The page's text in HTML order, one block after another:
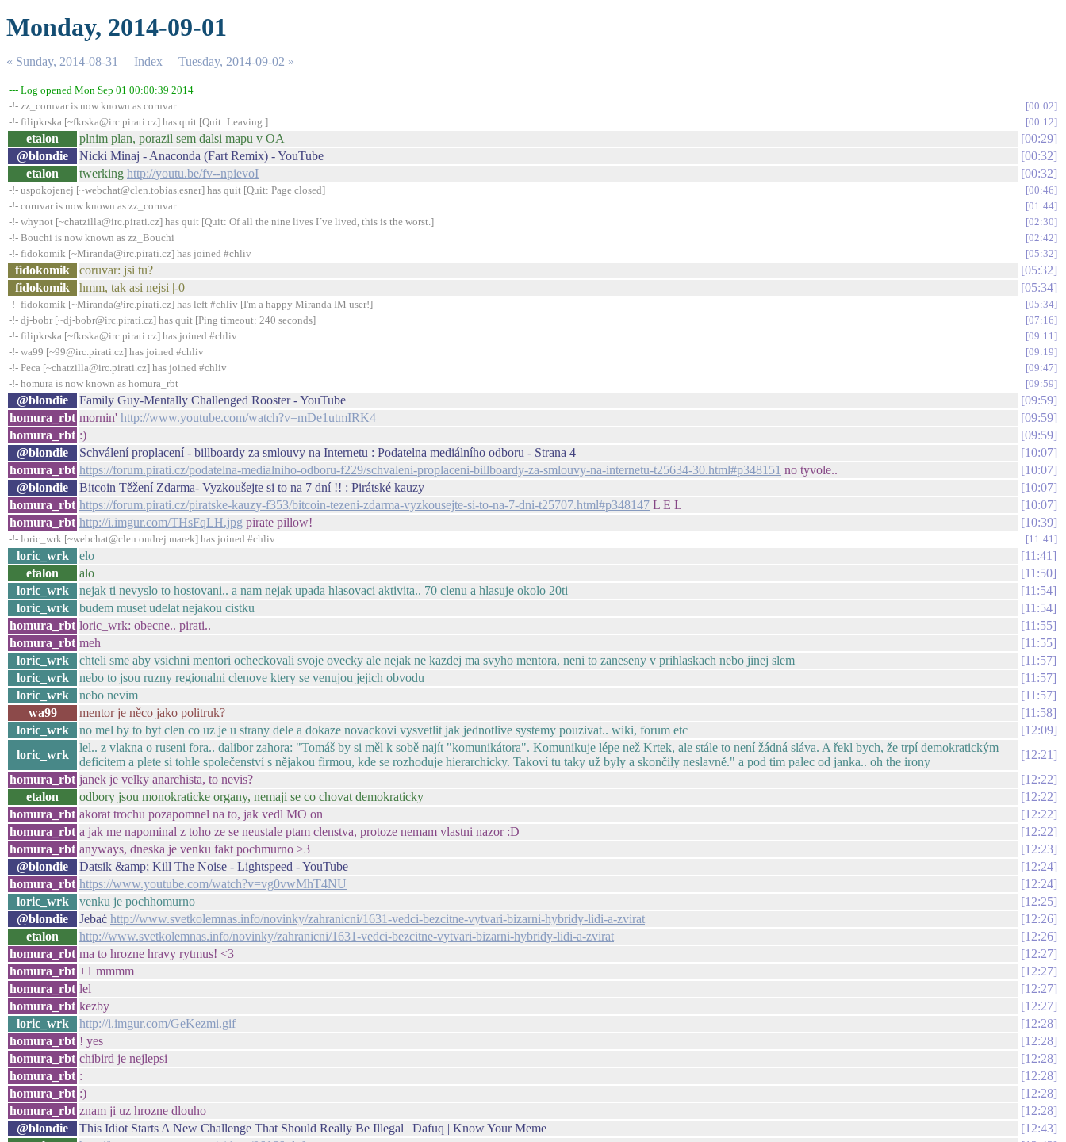
Monday, 2014-09-01
« Sunday, 2014-08-31 Index Tuesday, 2014-09-02 »
--- Log opened Mon Sep 01 00:00:39 2014
-!- zz_coruvar is now known as coruvar
00:02
-!- filipkrska [~fkrska@irc.pirati.cz] has quit [Quit: Leaving.]
00:12
etalon plnim plan, porazil sem dalsi mapu v OA
00:29
@blondie
Nicki Minaj - Anaconda (Fart Remix) - YouTube
00:32
etalon
twerking http://youtu.be/fv--npievoI 00:32
-!- uspokojenej [~webchat@clen.tobias.esner] has quit [Quit: Page closed]
00:46
-!- coruvar is now known as zz_coruvar
01:44
-!- whynot [~chatzilla@irc.pirati.cz] has quit [Quit: Of all the nine lives I´ve lived, this is the worst.]
02:30
-!- Bouchi is now known as zz_Bouchi
02:42
-!- fidokomik [~Miranda@irc.pirati.cz] has joined #chliv
05:32
fidokomik coruvar: jsi tu?
05:32
fidokomik
hmm, tak asi nejsi |-0 05:34
-!- fidokomik [~Miranda@irc.pirati.cz] has left #chliv [I'm a happy Miranda IM user!]
05:34
-!- dj-bobr [~dj-bobr@irc.pirati.cz] has quit [Ping timeout: 240 seconds]
07:16
-!- filipkrska [~fkrska@irc.pirati.cz] has joined #chliv
09:11
-!- wa99 [~99@irc.pirati.cz] has joined #chliv
09:19
-!- Peca [~chatzilla@irc.pirati.cz] has joined #chliv
09:47
-!- homura is now known as homura_rbt
09:59
@blondie Family Guy-Mentally Challenged Rooster - YouTube
09:59
homura_rbt mornin' http://www.youtube.com/watch?v=mDe1utmIRK4
09:59
homura_rbt :)
09:59
@blondie
Schválení proplacení - billboardy za smlouvy na Internetu : Podatelna mediálního odboru - Strana 4
10:07
homura_rbt https://forum.pirati.cz/podatelna-medialniho-odboru-f229/schvaleni-proplaceni-billboardy-za-smlouvy-na-internetu-t25634-30.html#p348151 no tyvole..
10:07
@blondie
Bitcoin Těžení Zdarma- Vyzkoušejte si to na 7 dní !! : Pirátské kauzy
10:07
homura_rbt https://forum.pirati.cz/piratske-kauzy-f353/bitcoin-tezeni-zdarma-vyzkousejte-si-to-na-7-dni-t25707.html#p348147 L E L
10:07
homura_rbt http://i.imgur.com/THsFqLH.jpg pirate pillow! 10:39
-!- loric_wrk [~webchat@clen.ondrej.marek] has joined #chliv 11:41
loric_wrk elo
11:41
etalon
alo
11:50
loric_wrk
nejak ti nevyslo to hostovani.. a nam nejak upada hlasovaci aktivita.. 70 clenu a hlasuje okolo 20ti
11:54
loric_wrk
budem muset udelat nejakou cistku
11:54
homura_rbt loric_wrk: obecne.. pirati..
11:55
homura_rbt meh
11:55
loric_wrk
chteli sme aby vsichni mentori ocheckovali svoje ovecky ale nejak ne kazdej ma svyho mentora, neni to zaneseny v prihlaskach nebo jinej slem
11:57
loric_wrk
nebo to jsou ruzny regionalni clenove ktery se venujou jejich obvodu
11:57
loric_wrk
nebo nevim
11:57
wa99
mentor je něco jako politruk?
11:58
loric_wrk
no mel by to byt clen co uz je u strany dele a dokaze novackovi vysvetlit jak jednotlive systemy pouzivat.. wiki, forum etc
12:09
loric_wrk
lel.. z vlakna o ruseni fora.. dalibor zahora: "Tomáš by si měl k sobě najít "komunikátora". Komunikuje lépe než Krtek, ale stále to není žádná sláva. A řekl bych, že trpí demokratickým
deficitem a plete si tohle společenství s nějakou firmou, kde se rozhoduje hierarchicky. Takoví tu taky už byly a skončily neslavně." a pod tim palec od janka.. oh the irony
12:21
homura_rbt janek je velky anarchista, to nevis?
12:22
etalon
odbory jsou monokraticke organy, nemaji se co chovat demokraticky
12:22
homura_rbt akorat trochu pozapomnel na to, jak vedl MO on
12:22
homura_rbt a jak me napominal z toho ze se neustale ptam clenstva, protoze nemam vlastni nazor :D
12:22
homura_rbt anyways, dneska je venku fakt pochmurno >3
12:23
@blondie
Datsik &amp; Kill The Noise - Lightspeed - YouTube
12:24
homura_rbt https://www.youtube.com/watch?v=vg0vwMhT4NU
12:24
loric_wrk
venku je pochhomurno
12:25
@blondie
Jebać http://www.svetkolemnas.info/novinky/zahranicni/1631-vedci-bezcitne-vytvari-bizarni-hybridy-lidi-a-zvirat
12:26
etalon
http://www.svetkolemnas.info/novinky/zahranicni/1631-vedci-bezcitne-vytvari-bizarni-hybridy-lidi-a-zvirat
12:26
homura_rbt ma to hrozne hravy rytmus! <3
12:27
homura_rbt +1 mmmm
12:27
homura_rbt lel
12:27
homura_rbt kezby
12:27
loric_wrk
http://i.imgur.com/GeKezmi.gif
12:28
homura_rbt ! yes
12:28
homura_rbt chibird je nejlepsi
12:28
homura_rbt :
12:28
homura_rbt :)
12:28
homura_rbt znam ji uz hrozne dlouho
12:28
@blondie
This Idiot Starts A New Challenge That Should Really Be Illegal | Dafuq | Know Your Meme
12:43